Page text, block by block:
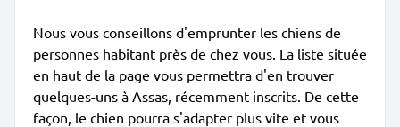
Nous vous conseillons d'emprunter les chiens de
personnes habitant près de chez vous. La liste située
en haut de la page vous permettra d'en trouver
quelques-uns à Assas, récemment inscrits. De cette
façon, le chien pourra s'adapter plus vite et vous